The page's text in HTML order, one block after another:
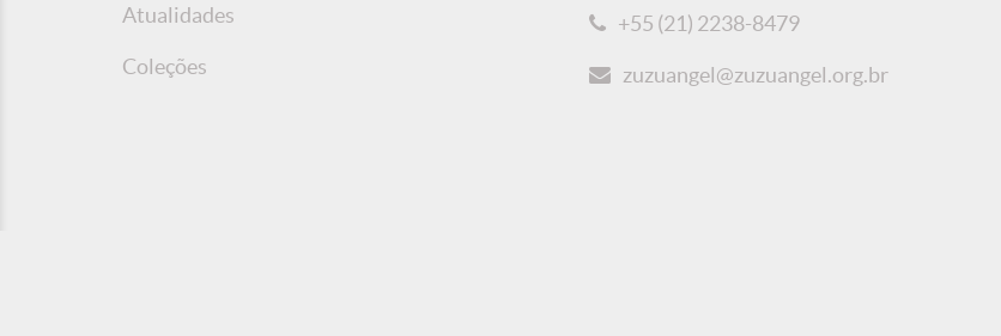
Atualidades
Coleções
+55 (21) 2238-8479
zuzuangel@zuzuangel.org.br